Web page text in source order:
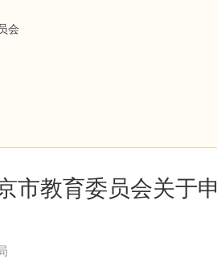
会
市教育委员会关于